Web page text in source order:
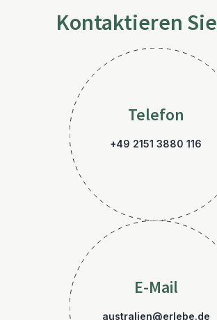
Kontaktieren
Telefon
+49 2151 3880 116
E-Mail
australien@erlebe.de